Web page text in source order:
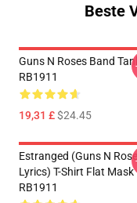
Beste
Guns N Roses Band
RB1911
19,31 £$24.45
Estranged (Guns N
Lyrics) T-Shirt Flat Mask
RB1911